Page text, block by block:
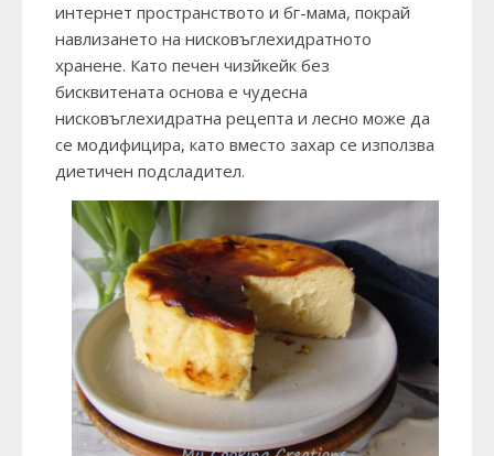
интернет пространството и бг-мама, покрай
навлизането на нисковъглехидратното
хранене. Като печен чизйкейк без
бисквитената основа е чудесна
нисковъглехидратна рецепта и лесно може да
се модифицира, като вместо захар се използва
диетичен подсладител.